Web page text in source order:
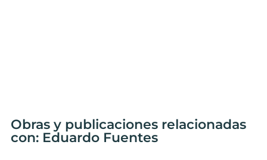
Obras y publicaciones relacionadas
con: Eduardo Fuentes